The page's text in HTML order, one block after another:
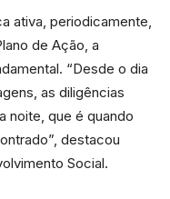
ativa, periodicamente,
de Ação, a
“Desde o dia
as diligências
noite, que é quando
destacou
Social.